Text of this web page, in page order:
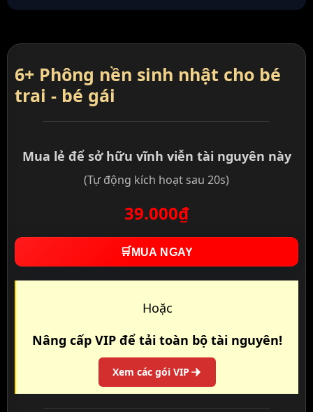
6+ Phông nền sinh nhật cho bé
trai - bé gái
Mua lẻ để sở hữu vĩnh viễn tài nguyên này
(Tự động kích hoạt sau 20s)
39.000₫
🛒 MUA NGAY
Hoặc
Nâng cấp VIP để tải toàn bộ tài nguyên!
Xem các gói VIP